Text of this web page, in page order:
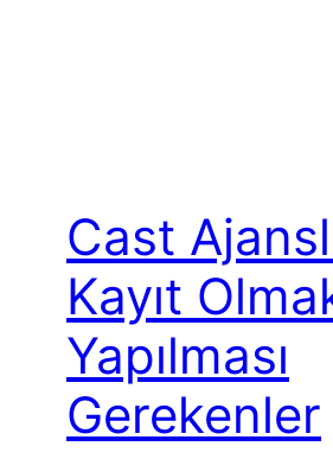
Cast
Kayıt
Yapılması
Gerekenler